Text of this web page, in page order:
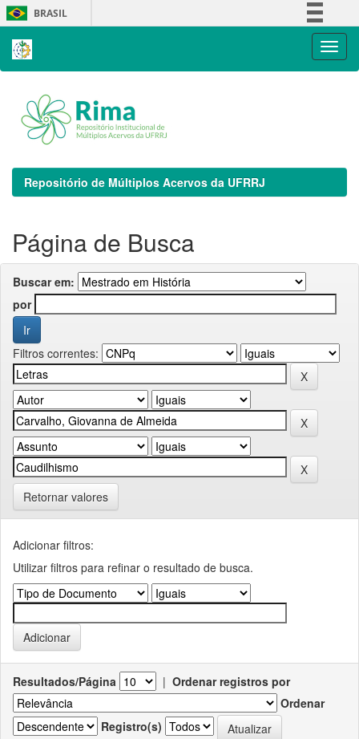
Skip
navigation
BRASIL
Repositório de Múltiplos Acervos da UFRRJ
Página de Busca
Buscar em:
por
Filtros correntes:
Retornar valores
Adicionar filtros:
Utilizar filtros para refinar o resultado de busca.
Resultados/Página | Ordenar registros por
Ordenar
Registro(s)